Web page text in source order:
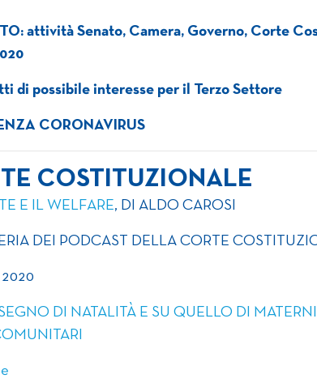
attività Senato, Camera, Governo, Corte
di possibile interesse per il Terzo Settore
CORONAVIRUS
COSTITUZIONALE
E IL WELFARE, DI ALDO CAROSI
DEI PODCAST DELLA CORTE
DI NATALITÀ E SU QUELLO DI